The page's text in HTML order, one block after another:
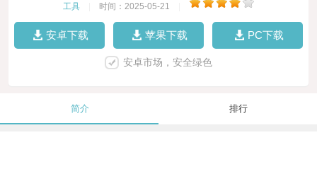
工具 时间：2025-05-21
安卓下载 苹果下载 PC下载
安卓市场，安全绿色
简介 排行